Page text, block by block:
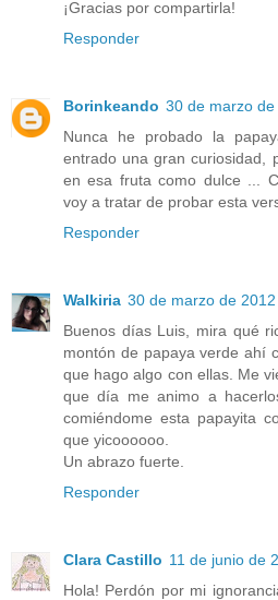
¡Gracias por compartirla!
Responder
Borinkeando 30 de marzo
Nunca he probado la
entrado una gran curiosidad,
en esa fruta como dulce ...
voy a tratar de probar esta
Responder
Walkiria 30 de marzo de
Buenos días Luis, mira qué
montón de papaya verde ahí
que hago algo con ellas. Me
que día me animo a
comiéndome esta papayita
que yicoooooo.
Un abrazo fuerte.
Responder
Clara Castillo 11 de junio de
Hola! Perdón por mi